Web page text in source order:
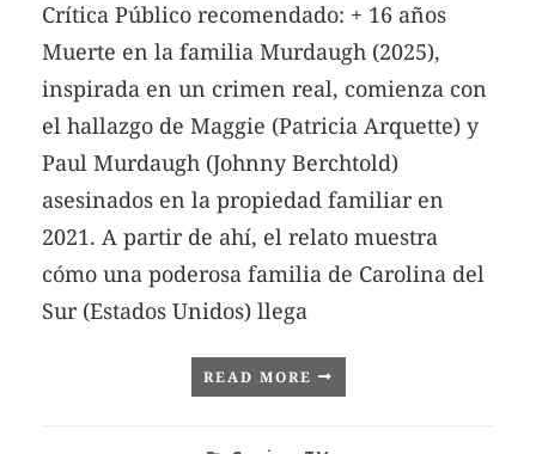
Crítica Público recomendado: + 16 años
Muerte en la familia Murdaugh (2025),
inspirada en un crimen real, comienza con
el hallazgo de Maggie (Patricia Arquette) y
Paul Murdaugh (Johnny Berchtold)
asesinados en la propiedad familiar en
2021. A partir de ahí, el relato muestra
cómo una poderosa familia de Carolina del
Sur (Estados Unidos) llega
READ MORE